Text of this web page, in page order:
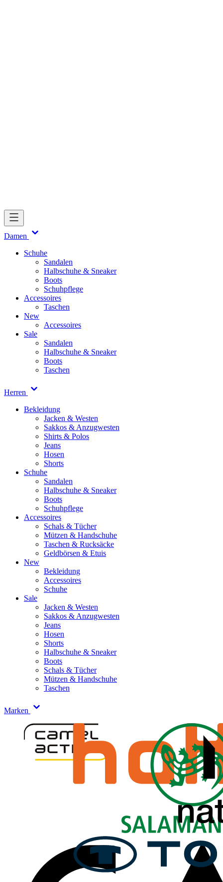
Damen
Schuhe
Sandalen
Halbschuhe & Sneaker
Boots
Schuhpflege
Accessoires
Taschen
New
Accessoires
Sale
Sandalen
Halbschuhe & Sneaker
Boots
Taschen
Herren
Bekleidung
Jacken & Westen
Sakkos & Anzugwesten
Shirts & Polos
Jeans
Hosen
Shorts
Schuhe
Sandalen
Halbschuhe & Sneaker
Boots
Schuhpflege
Accessoires
Schals & Tücher
Mützen & Handschuhe
Taschen & Rucksäcke
Geldbörsen & Etuis
New
Bekleidung
Accessoires
Schuhe
Sale
Jacken & Westen
Sakkos & Anzugwesten
Jeans
Hosen
Shorts
Halbschuhe & Sneaker
Boots
Schals & Tücher
Mützen & Handschuhe
Taschen
Marken